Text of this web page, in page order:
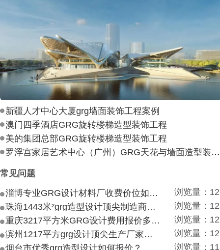
新疆人才中心大厦grg墙面装饰工程案例
澳门四季酒店GRG旋转楼梯造型装饰工程
美的集团总部GRG旋转楼梯造型装饰工程
罗浮宫家居艺术中心（广州）GRG天花与墙面造型装饰工程
常见问题
淄博专业GRG设计材料厂收费价位如何？
浏览量：
珠海1443米²grg造型设计顶尖制造商付费付费多少？
浏览量：
重庆3217平方米GRG设计费用报价多少？
浏览量：
滨州1217平方grg设计顶尖生产厂家价目如何？
浏览量：
烟台市优秀grg造型设计如何报价？
浏览量：